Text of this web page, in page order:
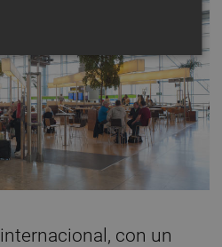
con un